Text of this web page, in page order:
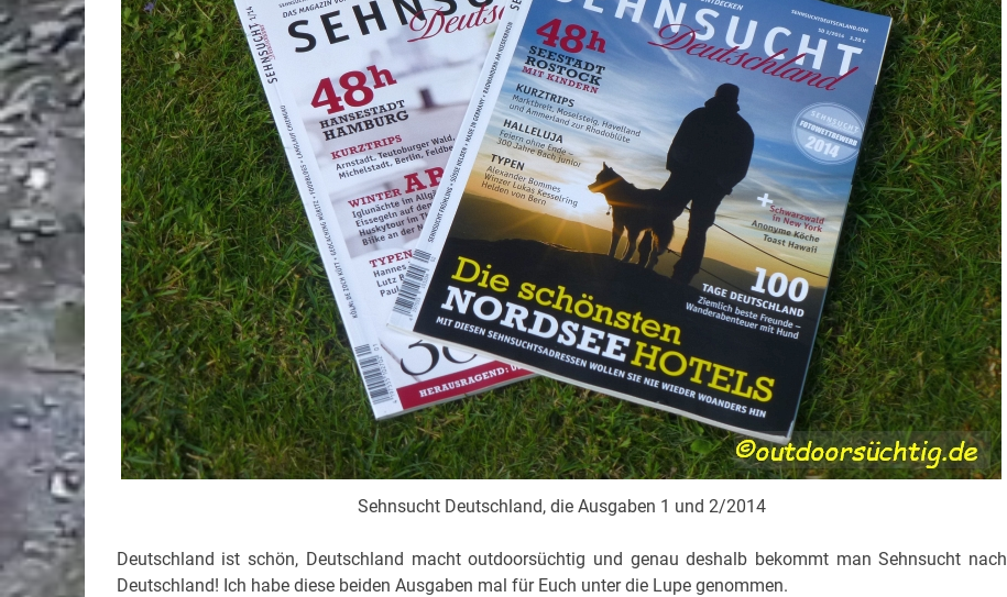
Sehnsucht Deutschland, die Ausgaben 1 und 2/2014
Deutschland ist schön, Deutschland macht outdoorsüchtig und genau deshalb bekommt man Sehnsucht nach
Deutschland! Ich habe diese beiden Ausgaben mal für Euch unter die Lupe genommen.